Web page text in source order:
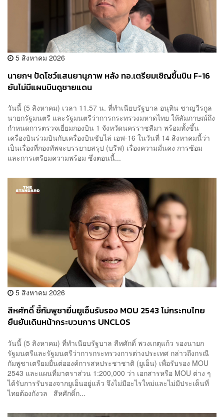
5 สิงหาคม 2026
นายกฯ ปัดโชว์แสนยานุภาพ หลัง ทอ.เตรียมเชิญขึ้นบิน F-16
ยันไม่มีแผนบินดูชายแดน
วันนี้ (5 สิงหาคม) เวลา 11.57 น. ที่ทำเนียบรัฐบาล อนุทิน ชาญวีรกูล
นายกรัฐมนตรี และรัฐมนตรีว่าการกระทรวงมหาดไทย ให้สัมภาษณ์ถึง
กำหนดการตรวจเยี่ยมกองบิน 1 จังหวัดนครราชสีมา พร้อมทั้งขึ้น
เครื่องบินร่วมบินกับเครื่องบินขับไล่ เอฟ-16 ในวันที่ 14 สิงหาคมนี้ว่า
เป็นเรื่องที่กองทัพจะบรรยายสรุป (บรีฟ) เรื่องความมั่นคง การซ้อม
และการเตรียมความพร้อม ซึ่งตอนนี้...
5 สิงหาคม 2026
สีหศักดิ์ ชี้กัมพูชายื่นยูเอ็นรับรอง MOU 2543 ไม่กระทบไทย
ยืนยันเดินหน้ากระบวนการ UNCLOS
วันนี้ (5 สิงหาคม) ที่ทำเนียบรัฐบาล สีหศักดิ์ พวงเกตุแก้ว รองนายก
รัฐมนตรีและรัฐมนตรีว่าการกระทรวงการต่างประเทศ กล่าวถึงกรณี
กัมพูชาเตรียมยื่นต่อองค์การสหประชาชาติ (ยูเอ็น) เพื่อรับรอง MOU
2543 และแผนที่มาตราส่วน 1:200,000 ว่า เอกสารหรือ MOU ต่าง ๆ
ได้รับการรับรองจากยูเอ็นอยู่แล้ว จึงไม่มีอะไรใหม่และไม่มีประเด็นที่
ไทยต้องกังวล สีหศักดิ์ก...